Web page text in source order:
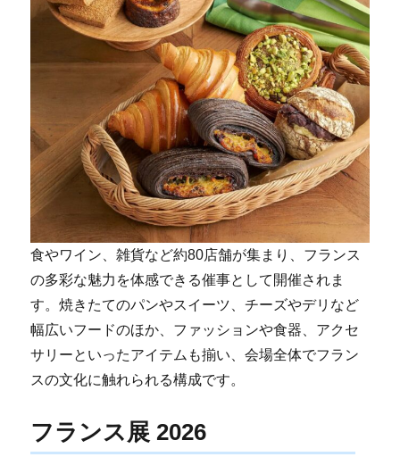
食やワイン、雑貨など約80店舗が集まり、フランス
の多彩な魅力を体感できる催事として開催されま
す。焼きたてのパンやスイーツ、チーズやデリなど
幅広いフードのほか、ファッションや食器、アクセ
サリーといったアイテムも揃い、会場全体でフラン
スの文化に触れられる構成です。
フランス展 2026